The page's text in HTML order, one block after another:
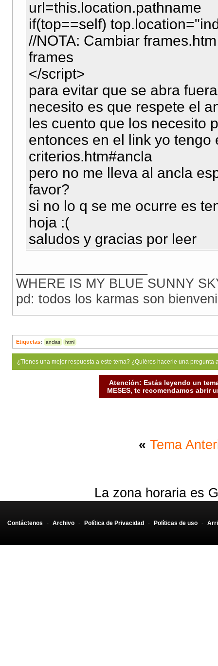
url=this.location.pathname
if(top==self)
//NOTA: Cambiar
frames
</script>
para evitar que se abra
necesito es que respete el
les cuento que los necesito
entonces en el link yo tengo
criterios.htm#ancla
pero no me lleva al ancla
favor?
si no lo q se me ocurre es
hoja :(
saludos y gracias por leer
WHERE IS MY BLUE SUNNY
pd: todos los karmas son
Etiquetas: anclas html
¿Tienes una mejor respuesta a este tema? ¿Quiéres hacerle una
Atención: Estás leyendo un
MESES, te recomendamos abrir
« Tema
La zona horaria es
Contáctenos - Archivo - Política de Privacidad - Políticas de uso -